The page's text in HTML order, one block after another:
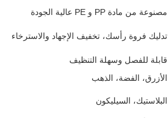
مصنوعة من مادة PP و PE عالية الجودة
تدليك فروة رأسك، تخفيف الإجهاد والاسترخاء
قابلة للفصل وسهلة التنظيف
الأزرق، الفضة، الذهب
البلاستيك، السيليكون